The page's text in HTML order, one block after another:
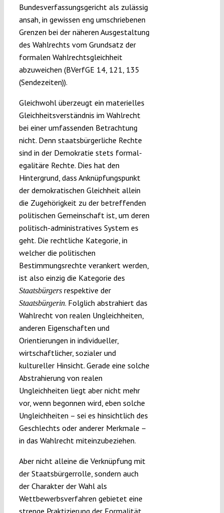
Bundesverfassungsgericht als zulässig
ansah, in gewissen eng umschriebenen
Grenzen bei der näheren Ausgestaltung
des Wahlrechts vom Grundsatz der
formalen Wahlrechtsgleichheit
abzuweichen (BVerfGE 14, 121, 135
(Sendezeiten)).
Gleichwohl überzeugt ein materielles
Gleichheitsverständnis im Wahlrecht
bei einer umfassenden Betrachtung
nicht. Denn staatsbürgerliche Rechte
sind in der Demokratie stets formal-
egalitäre Rechte. Dies hat den
Hintergrund, dass Anknüpfungspunkt
der demokratischen Gleichheit allein
die Zugehörigkeit zu der betreffenden
politischen Gemeinschaft ist, um deren
politisch-administratives System es
geht. Die rechtliche Kategorie, in
welcher die politischen
Bestimmungsrechte verankert werden,
ist also einzig die Kategorie des
Staatsbürgers respektive der
Staatsbürgerin. Folglich abstrahiert das
Wahlrecht von realen Ungleichheiten,
anderen Eigenschaften und
Orientierungen in individueller,
wirtschaftlicher, sozialer und
kultureller Hinsicht. Gerade eine solche
Abstrahierung von realen
Ungleichheiten liegt aber nicht mehr
vor, wenn begonnen wird, eben solche
Ungleichheiten – sei es hinsichtlich des
Geschlechts oder anderer Merkmale –
in das Wahlrecht miteinzubeziehen.
Aber nicht alleine die Verknüpfung mit
der Staatsbürgerrolle, sondern auch
der Charakter der Wahl als
Wettbewerbsverfahren gebietet eine
strenge Praktizierung der Formalität